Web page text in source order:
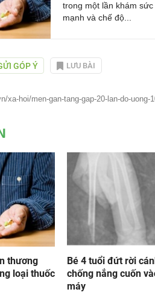
trong một lần khám
mạnh và chế độ...
GÓP Ý LƯU BÀI
xa-hoi/men-gan-tang-gap-20-lan-do-uong-
thương
loại thuốc
Bé 4 tuổi đứt rời
chống nắng cuốn
máy